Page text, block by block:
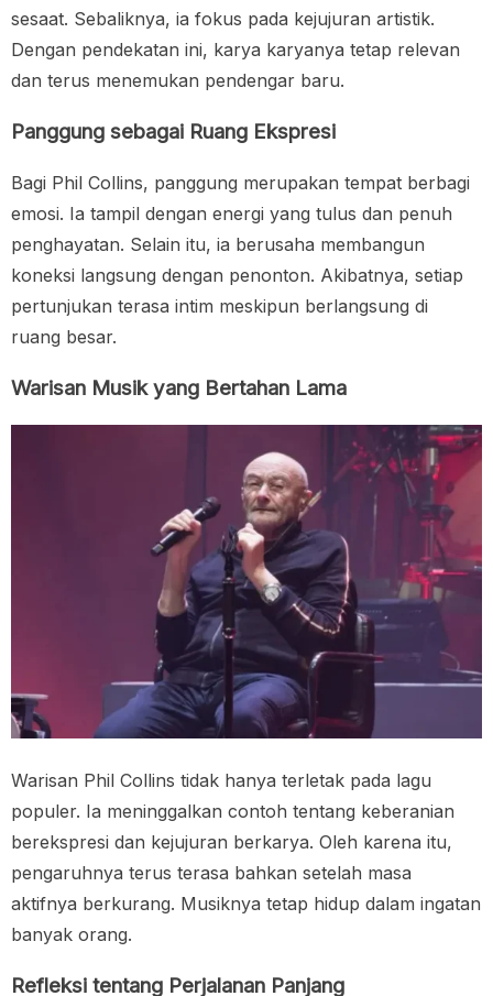
sesaat. Sebaliknya, ia fokus pada kejujuran artistik.
Dengan pendekatan ini, karya karyanya tetap relevan
dan terus menemukan pendengar baru.
Panggung sebagai Ruang Ekspresi
Bagi Phil Collins, panggung merupakan tempat berbagi
emosi. Ia tampil dengan energi yang tulus dan penuh
penghayatan. Selain itu, ia berusaha membangun
koneksi langsung dengan penonton. Akibatnya, setiap
pertunjukan terasa intim meskipun berlangsung di
ruang besar.
Warisan Musik yang Bertahan Lama
Warisan Phil Collins tidak hanya terletak pada lagu
populer. Ia meninggalkan contoh tentang keberanian
berekspresi dan kejujuran berkarya. Oleh karena itu,
pengaruhnya terus terasa bahkan setelah masa
aktifnya berkurang. Musiknya tetap hidup dalam ingatan
banyak orang.
Refleksi tentang Perjalanan Panjang